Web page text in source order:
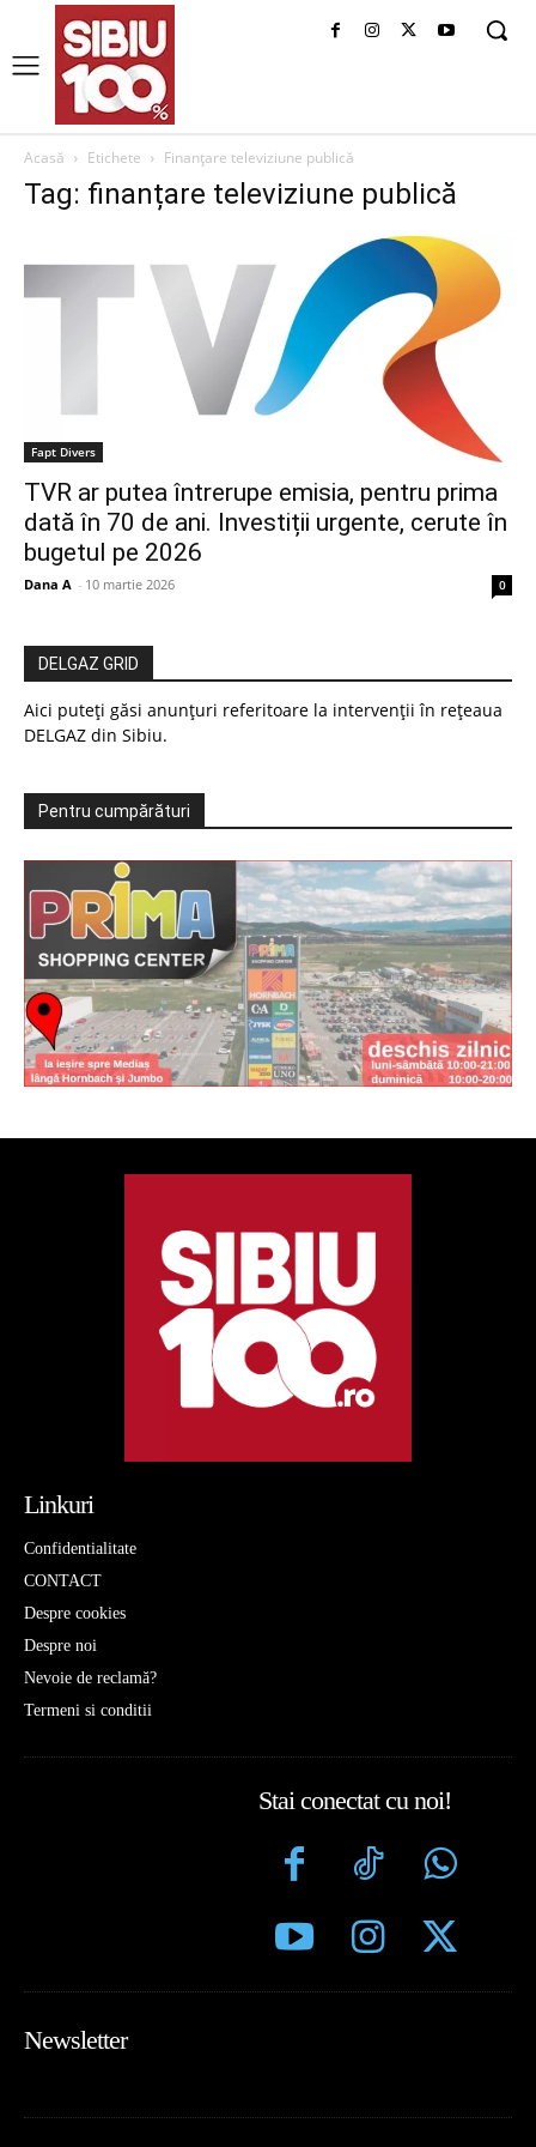
Acasă Etichete Finanțare televiziune publică
Tag: finanțare televiziune publică
Fapt Divers
TVR ar putea întrerupe emisia, pentru prima
dată în 70 de ani. Investiții urgente, cerute în
bugetul pe 2026
Dana A - 10 martie 2026 0
DELGAZ GRID
Aici puteți găsi anunțuri referitoare la intervenții în rețeaua
DELGAZ din Sibiu.
Pentru cumpărături
Linkuri
Confidentialitate
CONTACT
Despre cookies
Despre noi
Nevoie de reclamă?
Termeni si conditii
Stai conectat cu noi!
Newsletter